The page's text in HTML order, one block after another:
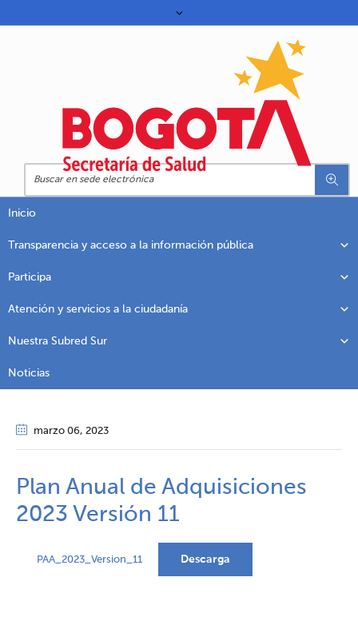
Inicio
Transparencia y acceso a la información pública
Participa
Atención y servicios a la ciudadanía
Nuestra Subred Sur
Noticias
marzo 06, 2023
Plan Anual de Adquisiciones
2023 Versión 11
PAA_2023_Version_11 Descarga